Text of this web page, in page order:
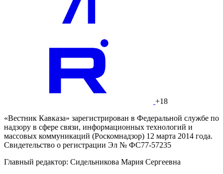
+18
«Вестник Кавказа» зарегистрирован в Федеральной службе по
надзору в сфере связи, информационных технологий и
массовых коммуникаций (Роскомнадзор) 12 марта 2014 года.
Свидетельство о регистрации Эл № ФС77-57235
Главный редактор: Сидельникова Мария Сергеевна